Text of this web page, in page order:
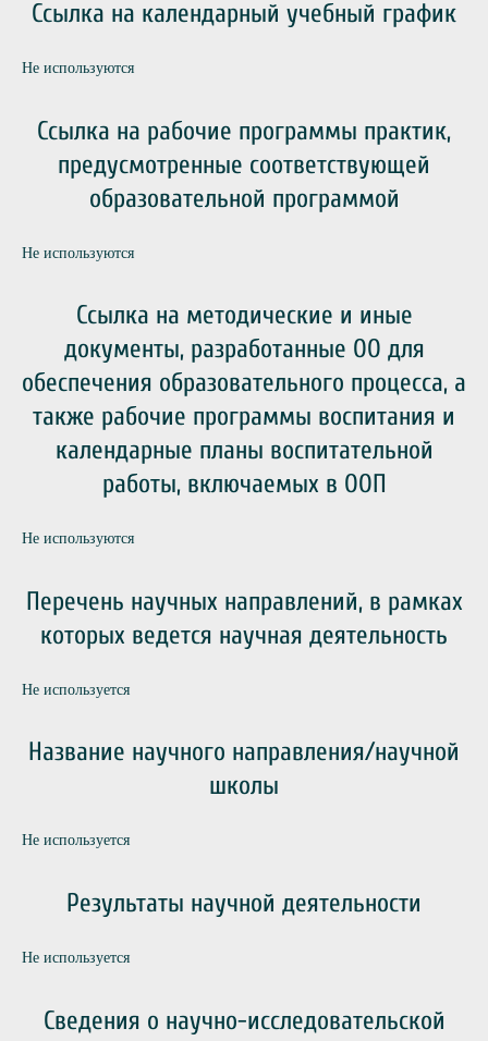
Ссылка на календарный учебный график
Не используются
Ссылка на рабочие программы практик,
предусмотренные соответствующей
образовательной программой
Не используются
Ссылка на методические и иные
документы, разработанные ОО для
обеспечения образовательного процесса, а
также рабочие программы воспитания и
календарные планы воспитательной
работы, включаемых в ООП
Не используются
Перечень научных направлений, в рамках
которых ведется научная деятельность
Не используется
Название научного направления/научной
школы
Не используется
Результаты научной деятельности
Не используется
Сведения о научно-исследовательской